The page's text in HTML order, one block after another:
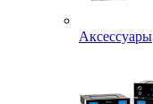
Аксессуары